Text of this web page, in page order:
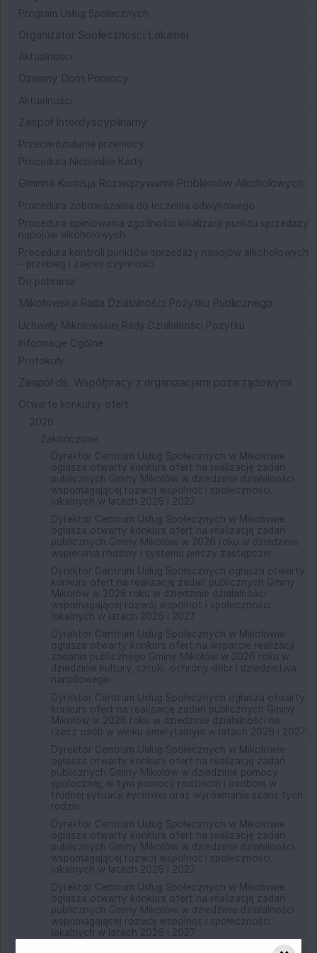
Program Usług Społecznych
Organizator Społeczności Lokalnej
Aktualności
Dzienny Dom Pomocy
Aktualności
Zespół Interdyscyplinarny
Przeciwdziałanie przemocy
Procedura Niebieskie Karty
Gminna Komisja Rozwiązywania Problemów Alkoholowych
Procedura zobowiązania do leczenia odwykowego
Procedura opiniowania zgodności lokalizacji punktu sprzedaży
napojów alkoholowych
Procedura kontroli punktów sprzedaży napojów alkoholowych
– przebieg i zakres czynności
Do pobrania
Mikołowska Rada Działalności Pożytku Publicznego
Uchwały Mikołowskiej Rady Działalności Pożytku
Informacje Ogólne
Protokoły
Zespół ds. Współpracy z organizacjami pozarządowymi
Otwarte konkursy ofert
2026
Zakończone
Dyrektor Centrum Usług Społecznych w Mikołowie
ogłasza otwarty konkurs ofert na realizację zadań
publicznych Gminy Mikołów w dziedzinie działalności
wspomagającej rozwój wspólnot i społeczności
lokalnych w latach 2026 i 2027
Dyrektor Centrum Usług Społecznych w Mikołowie
ogłasza otwarty konkurs ofert na realizację zadań
publicznych Gminy Mikołów w 2026 roku w dziedzinie
wspierania rodziny i systemu pieczy zastępczej
Dyrektor Centrum Usług Społecznych ogłasza otwarty
konkurs ofert na realizację zadań publicznych Gminy
Mikołów w 2026 roku w dziedzinie działalności
wspomagającej rozwój wspólnot i społeczności
lokalnych w latach 2026 i 2027
Dyrektor Centrum Usług Społecznych w Mikołowie
ogłasza otwarty konkurs ofert na wsparcie realizacji
zadania publicznego Gminy Mikołów w 2026 roku w
dziedzinie kultury, sztuki, ochrony dóbr i dziedzictwa
narodowego
Dyrektor Centrum Usług Społecznych ogłasza otwarty
konkurs ofert na realizację zadań publicznych Gminy
Mikołów w 2026 roku w dziedzinie działalności na
rzecz osób w wieku emerytalnym w latach 2026 i 2027
Dyrektor Centrum Usług Społecznych w Mikołowie
ogłasza otwarty konkurs ofert na realizację zadań
publicznych Gminy Mikołów w dziedzinie pomocy
społecznej, w tym pomocy rodzinom i osobom w
trudnej sytuacji życiowej oraz wyrównania szans tych
rodzin
Dyrektor Centrum Usług Społecznych w Mikołowie
ogłasza otwarty konkurs ofert na realizację zadań
publicznych Gminy Mikołów w dziedzinie działalności
wspomagającej rozwój wspólnot i społeczności
lokalnych w latach 2026 i 2027
Dyrektor Centrum Usług Społecznych w Mikołowie
ogłasza otwarty konkurs ofert na realizację zadań
publicznych Gminy Mikołów w dziedzinie działalności
wspomagającej rozwój wspólnot i społeczności
lokalnych w latach 2026 i 2027